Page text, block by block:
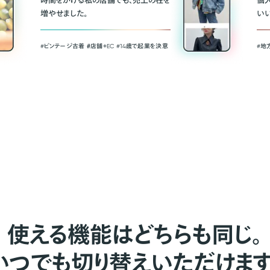
増やせました。
#ビンテージ古着 ＃店舗＋EC #14歳で起業を決意
い
#地
使える機能はどちらも同じ。
つでも切り替えいただけます